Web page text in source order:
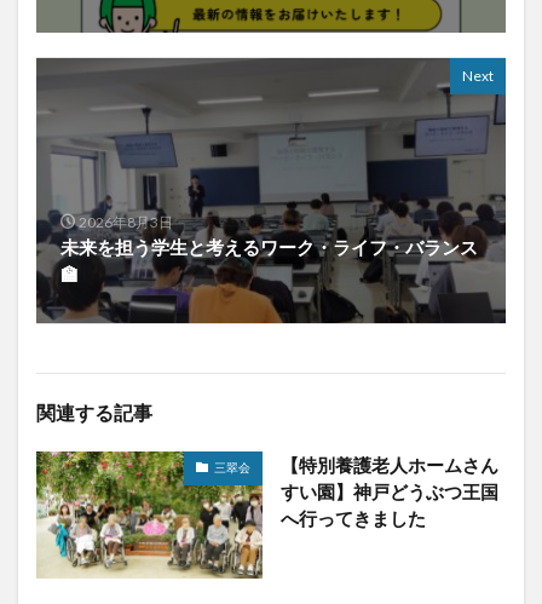
Next
2026年8月3日
未来を担う学生と考えるワーク・ライフ・バランス
🏫
関連する記事
三翠会
【特別養護老人ホームさん
すい園】神戸どうぶつ王国
へ行ってきました